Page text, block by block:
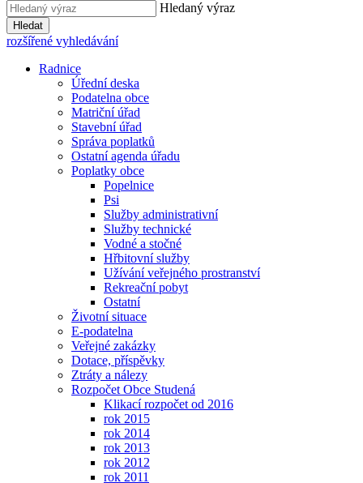
Hledaný výraz
Hledat
rozšířené vyhledávání
Radnice
Úřední deska
Podatelna obce
Matriční úřad
Stavební úřad
Správa poplatků
Ostatní agenda úřadu
Poplatky obce
Popelnice
Psi
Služby administrativní
Služby technické
Vodné a stočné
Hřbitovní služby
Užívání veřejného prostranství
Rekreační pobyt
Ostatní
Životní situace
E-podatelna
Veřejné zakázky
Dotace, příspěvky
Ztráty a nálezy
Rozpočet Obce Studená
Klikací rozpočet od 2016
rok 2015
rok 2014
rok 2013
rok 2012
rok 2011